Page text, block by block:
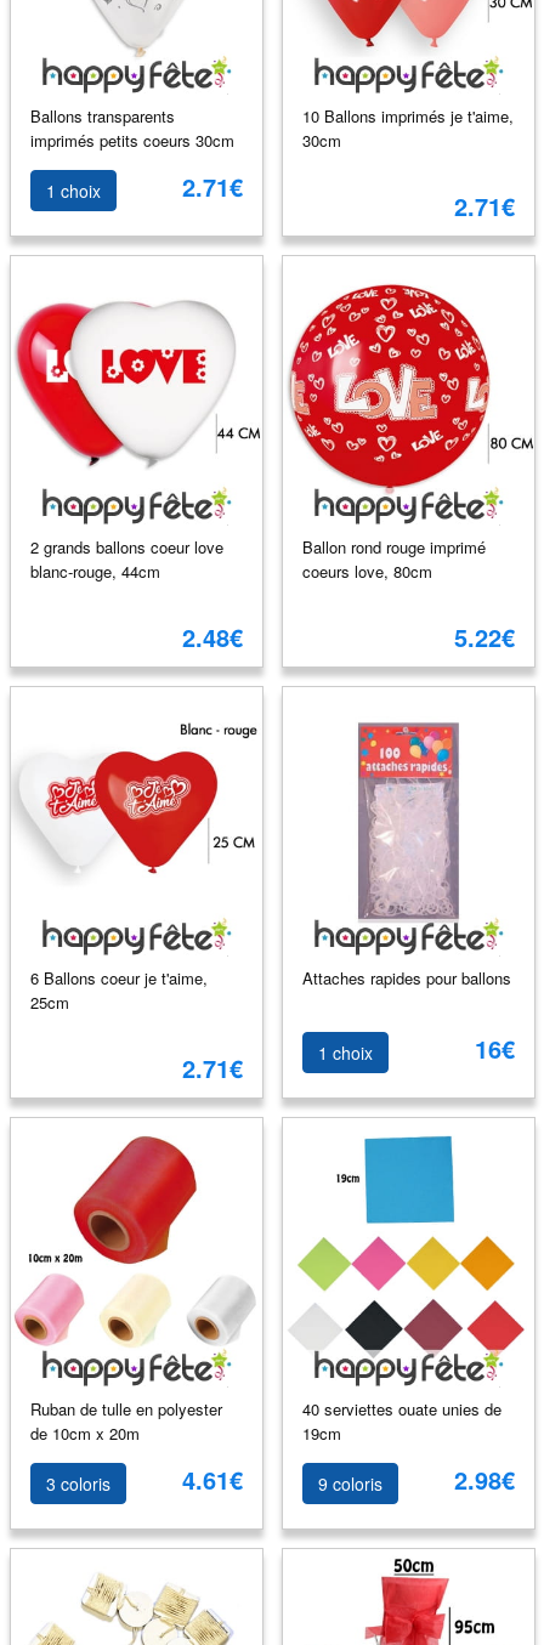
Ballons transparents
imprimés petits coeurs 30cm
1 choix 2.71€
10 Ballons imprimés je t'aime,
30cm
2.71€
2 grands ballons coeur love
blanc-rouge, 44cm
2.48€
Ballon rond rouge imprimé
coeurs love, 80cm
5.22€
6 Ballons coeur je t'aime,
25cm
2.71€
Attaches rapides pour ballons
1 choix 16€
Ruban de tulle en polyester
de 10cm x 20m
3 coloris 4.61€
40 serviettes ouate unies de
19cm
9 coloris 2.98€